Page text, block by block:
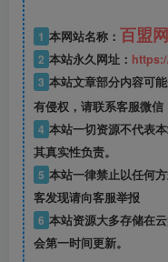
1 本网站名称： 百盟网
2 本站永久网址：
3 本站文章部分内容可
有侵权，请联系客服微信
4 本站一切资源不代表
其真实性负责。
5 本站一律禁止以任何
客发现请向客服举报
6 本站资源大多存储在
会第一时间更新。